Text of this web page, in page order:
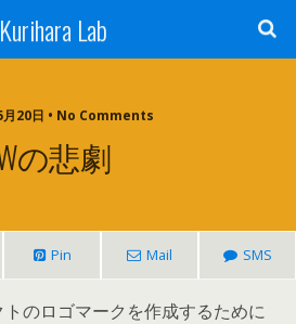
Kurihara Lab
月20日 • No Comments
の悲劇
Pin Mail SMS
のロゴマークを作成するために